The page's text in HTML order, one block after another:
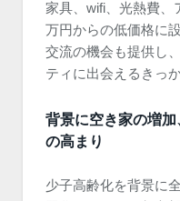
家具、wifi、光熱費、
万円からの低価格に
交流の機会も提供し
ティに出会えるきっ
背景に空き家の増
の高まり
少子高齢化を背景に